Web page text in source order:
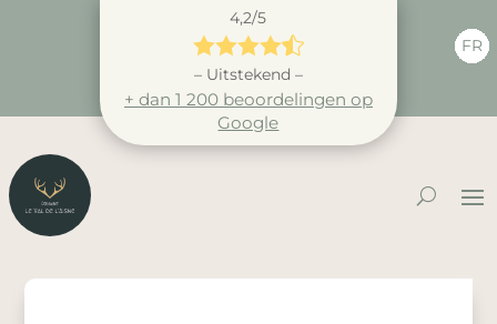
4,2/5

– Uitstekend –
+ dan 1 200 beoordelingen op
Google
FR